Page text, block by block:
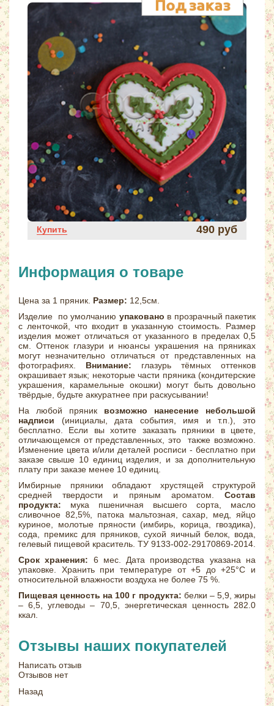
Купить 490 руб
Информация о товаре
Цена за 1 пряник. Размер: 12,5см.
Изделие по умолчанию упаковано в прозрачный пакетик
с ленточкой, что входит в указанную стоимость. Размер
изделия может отличаться от указанного в пределах 0,5
см. Оттенок глазури и нюансы украшения на пряниках
могут незначительно отличаться от представленных на
фотографиях. Внимание: глазурь тёмных оттенков
окрашивает язык; некоторые части пряника (кондитерские
украшения, карамельные окошки) могут быть довольно
твёрдые, будьте аккуратнее при раскусывании!
На любой пряник возможно нанесение небольшой
надписи (инициалы, дата события, имя и т.п.), это
бесплатно. Если вы хотите заказать пряники в цвете,
отличающемся от представленных, это также возможно.
Изменение цвета и/или деталей росписи - бесплатно при
заказе свыше 10 единиц изделия, и за дополнительную
плату при заказе менее 10 единиц.
Имбирные пряники обладают хрустящей структурой
средней твердости и пряным ароматом.
Состав
продукта: мука пшеничная высшего сорта, масло
сливочное 82,5%, патока мальтозная, сахар, мед, яйцо
куриное, молотые пряности (имбирь, корица, гвоздика),
сода, премикс для пряников, сухой яичный белок, вода,
гелевый пищевой краситель. ТУ 9133-002-29170869-2014.
Срок хранения: 6 мес. Дата производства указана на
упаковке. Хранить при температуре от +5 до +25°С и
относительной влажности воздуха не более 75 %.
Пищевая ценность на 100 г продукта: белки – 5,9, жиры
– 6,5, углеводы – 70,5, энергетическая ценность 282.0
ккал.
Отзывы наших покупателей
Написать отзыв
Отзывов нет
Назад